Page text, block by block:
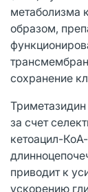
метаболизма
образом,
сохранение
за счет
кетоацил-
приводит к
ускорению